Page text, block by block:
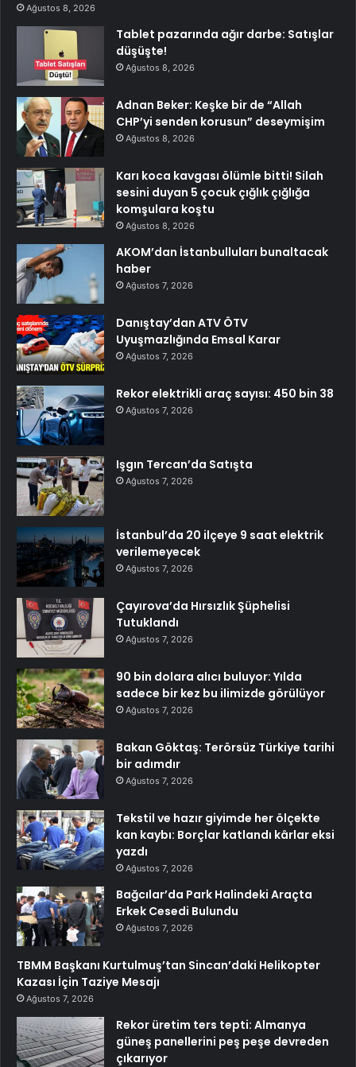
Ağustos 8, 2026
Tablet pazarında ağır darbe: Satışlar
düşüşte!
Ağustos 8, 2026
Adnan Beker: Keşke bir de “Allah
CHP’yi senden korusun” deseymişim
Ağustos 8, 2026
Karı koca kavgası ölümle bitti! Silah
sesini duyan 5 çocuk çığlık çığlığa
komşulara koştu
Ağustos 8, 2026
AKOM’dan İstanbulluları bunaltacak
haber
Ağustos 7, 2026
Danıştay’dan ATV ÖTV
Uyuşmazlığında Emsal Karar
Ağustos 7, 2026
Rekor elektrikli araç sayısı: 450 bin 38
Ağustos 7, 2026
Işgın Tercan’da Satışta
Ağustos 7, 2026
İstanbul’da 20 ilçeye 9 saat elektrik
verilemeyecek
Ağustos 7, 2026
Çayırova’da Hırsızlık Şüphelisi
Tutuklandı
Ağustos 7, 2026
90 bin dolara alıcı buluyor: Yılda
sadece bir kez bu ilimizde görülüyor
Ağustos 7, 2026
Bakan Göktaş: Terörsüz Türkiye tarihi
bir adımdır
Ağustos 7, 2026
Tekstil ve hazır giyimde her ölçekte
kan kaybı: Borçlar katlandı kârlar eksi
yazdı
Ağustos 7, 2026
Bağcılar’da Park Halindeki Araçta
Erkek Cesedi Bulundu
Ağustos 7, 2026
TBMM Başkanı Kurtulmuş’tan Sincan’daki Helikopter
Kazası İçin Taziye Mesajı
Ağustos 7, 2026
Rekor üretim ters tepti: Almanya
güneş panellerini peş peşe devreden
çıkarıyor